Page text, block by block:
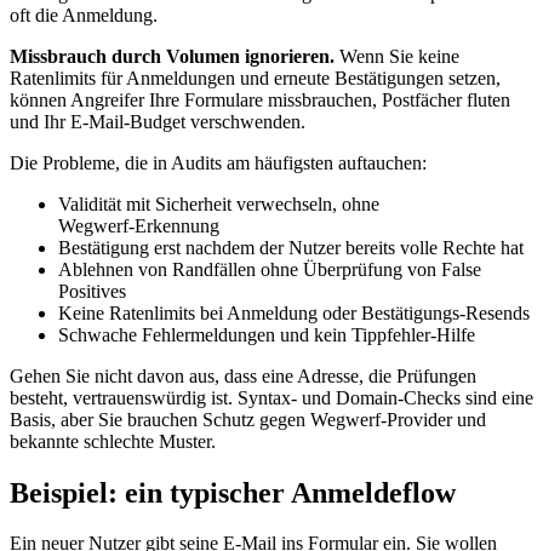
oft die Anmeldung.
Missbrauch durch Volumen ignorieren. Wenn Sie keine
Ratenlimits für Anmeldungen und erneute Bestätigungen setzen,
können Angreifer Ihre Formulare missbrauchen, Postfächer fluten
und Ihr E‑Mail‑Budget verschwenden.
Die Probleme, die in Audits am häufigsten auftauchen:
Validität mit Sicherheit verwechseln, ohne
Wegwerf‑Erkennung
Bestätigung erst nachdem der Nutzer bereits volle Rechte hat
Ablehnen von Randfällen ohne Überprüfung von False
Positives
Keine Ratenlimits bei Anmeldung oder Bestätigungs‑Resends
Schwache Fehlermeldungen und kein Tippfehler‑Hilfe
Gehen Sie nicht davon aus, dass eine Adresse, die Prüfungen
besteht, vertrauenswürdig ist. Syntax‑ und Domain‑Checks sind eine
Basis, aber Sie brauchen Schutz gegen Wegwerf‑Provider und
bekannte schlechte Muster.
Beispiel: ein typischer Anmeldeflow
Ein neuer Nutzer gibt seine E‑Mail ins Formular ein. Sie wollen